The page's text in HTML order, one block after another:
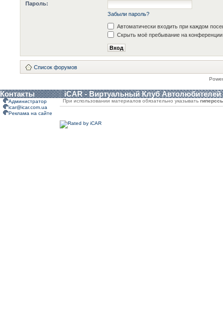
Пароль:
Забыли пароль?
Автоматически входить при каждом
Скрыть моё пребывание на конференции
Список форумов
Контакты iCAR - Виртуальный Клуб Автолюбителей
Администратор
icar@icar.com.ua
Реклама на сайте
При использовании материалов обязательно указывать